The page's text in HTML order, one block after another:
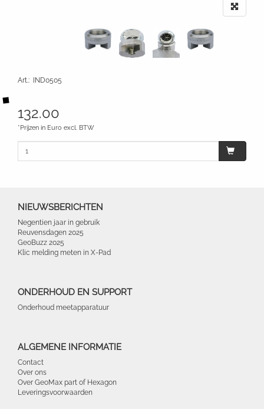
Art.: IND0505
132.00
*Prijzen in Euro excl. BTW
NIEUWSBERICHTEN
Negentien jaar in gebruik
Reuvensdagen 2025
GeoBuzz 2025
Klic melding meten in X-Pad
ONDERHOUD EN SUPPORT
Onderhoud meetapparatuur
ALGEMENE INFORMATIE
Contact
Over ons
Over GeoMax part of Hexagon
Leveringsvoorwaarden